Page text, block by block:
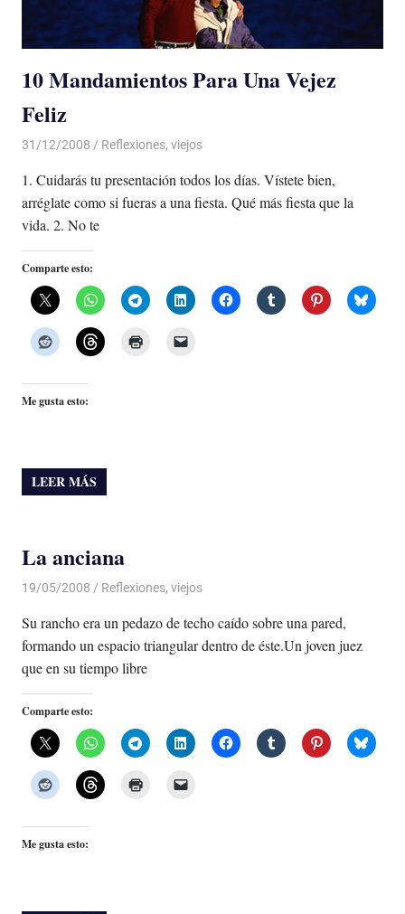
10 Mandamientos Para Una Vejez
Feliz
31/12/2008 Luis Castellanos
Reflexiones, viejos
1. Cuidarás tu presentación todos los días. Vístete bien,
arréglate como si fueras a una fiesta. Qué más fiesta que la
vida. 2. No te
Comparte esto:
Me gusta esto:
LEER MÁS
La anciana
19/05/2008 Luis Castellanos
Reflexiones, viejos
Su rancho era un pedazo de techo caído sobre una pared,
formando un espacio triangular dentro de éste.Un joven juez
que en su tiempo libre
Comparte esto:
Me gusta esto: